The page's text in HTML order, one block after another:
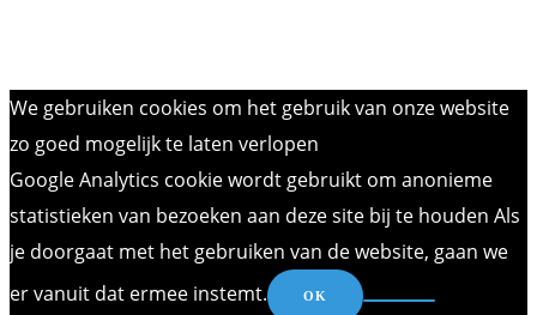
We gebruiken cookies om het gebruik van onze website
zo goed mogelijk te laten verlopen
Google Analytics cookie wordt gebruikt om anonieme
statistieken van bezoeken aan deze site bij te houden Als
je doorgaat met het gebruiken van de website, gaan we
er vanuit dat ermee instemt.
OK